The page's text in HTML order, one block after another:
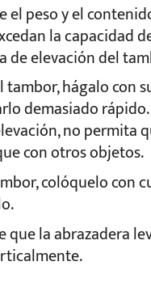
el peso y el
la capacidad
de elevación del
hágalo con
demasiado
no permita
con otros objetos.
colóquelo con
que la abrazadera